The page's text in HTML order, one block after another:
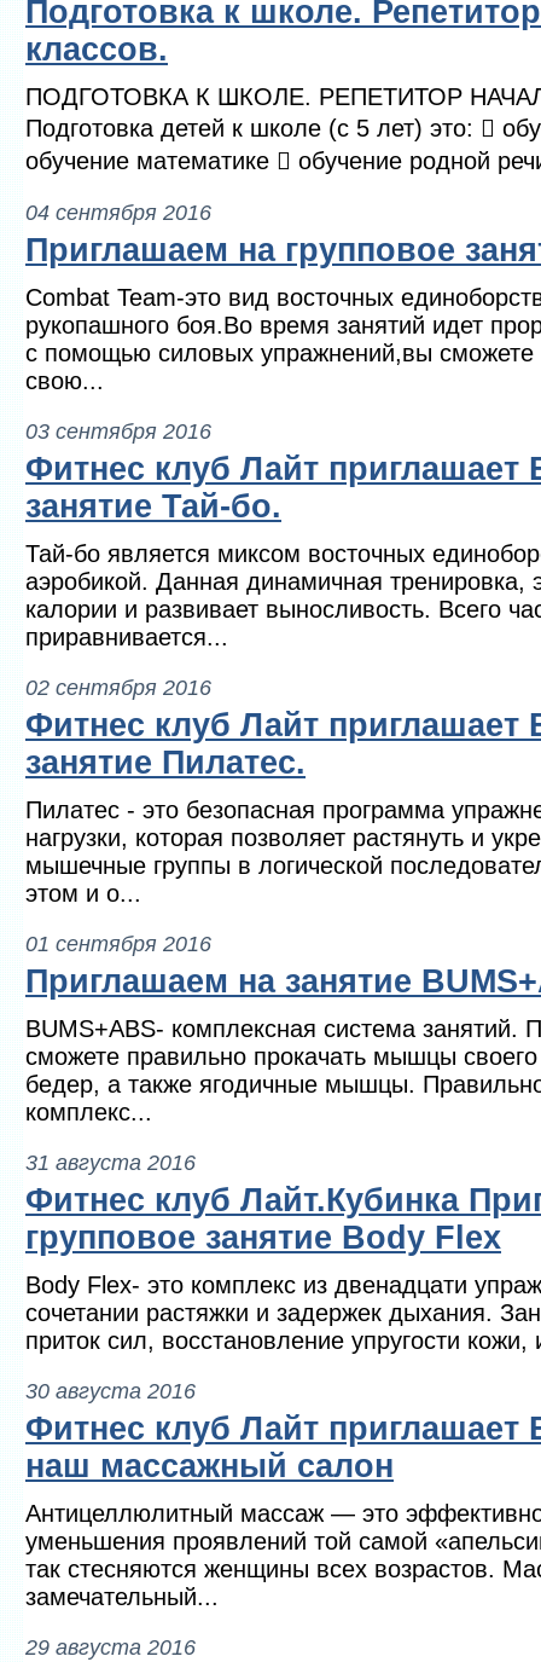
Подготовка к школе.
классов.
ПОДГОТОВКА К ШКОЛЕ. РЕПЕТИТОР
Подготовка детей к школе (с 5 лет) это: 
обучение математике  обучение родной
04 сентября 2016
Приглашаем на групповое
Combat Team-это вид восточных
рукопашного боя.Во время занятий идет
с помощью силовых упражнений,вы сможете
свою...
03 сентября 2016
Фитнес клуб Лайт приглашает
занятие Тай-бо.
Тай-бо является миксом восточных
аэробикой. Данная динамичная тренировка,
калории и развивает выносливость. Всего
приравнивается...
02 сентября 2016
Фитнес клуб Лайт приглашает
занятие Пилатес.
Пилатес - это безопасная программа
нагрузки, которая позволяет растянуть и
мышечные группы в логической
этом и о...
01 сентября 2016
Приглашаем на занятие
BUMS+ABS- комплексная система занятий.
сможете правильно прокачать мышцы
бедер, а также ягодичные мышцы.
комплекс...
31 августа 2016
Фитнес клуб Лайт.Кубинка
групповое занятие Body Flex
Body Flex- это комплекс из двенадцати
сочетании растяжки и задержек дыхания.
приток сил, восстановление упругости кожи,
30 августа 2016
Фитнес клуб Лайт приглашает
наш массажный салон
Антицеллюлитный массаж — это
уменьшения проявлений той самой
так стесняются женщины всех возрастов.
замечательный...
29 августа 2016